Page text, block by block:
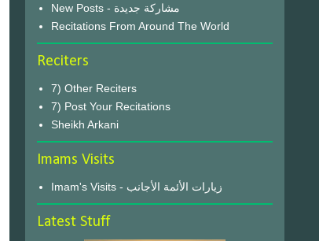
New Posts - مشاركة جديدة
Recitations From Around The World
Reciters
7) Other Reciters
7) Post Your Recitations
Sheikh Arkani
Imams Visits
Imam's Visits - زيارات الأئمة الأجانب
Latest Stuff